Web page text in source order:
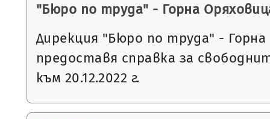
"Бюро по труда" - Горна
Дирекция "Бюро по труда" -
предоставя справка за
към 20.12.2022 г.